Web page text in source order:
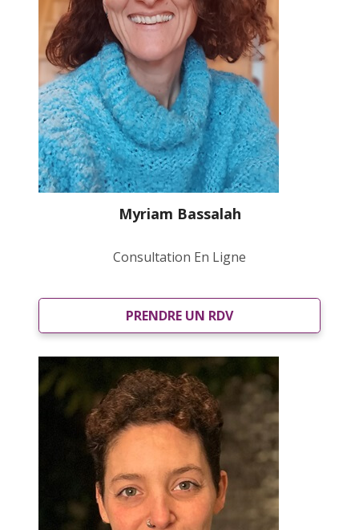
Myriam Bassalah
Consultation En Ligne
PRENDRE UN RDV